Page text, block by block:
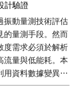
計驗證
振動量測技術評估
的量測手段。然而
度需求必須於解析
流量與低能耗。本
用資料數據變異
）無線傳輸模組